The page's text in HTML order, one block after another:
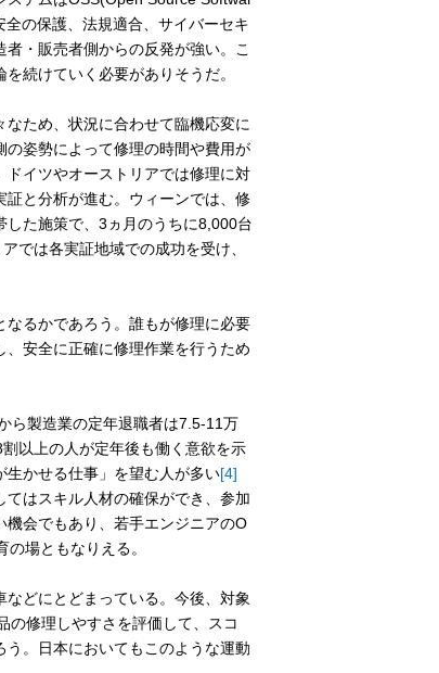
の保護、法規適合、サイバーセキ
・販売者側からの反発が強い。こ
続けていく必要がありそうだ。
ため、状況に合わせて臨機応変に
姿勢によって修理の時間や費用が
イツやオーストリアでは修理に対
と分析が進む。ウィーンでは、修
た施策で、3ヵ月のうちに8,000台
では各実証地域での成功を受け、
るかであろう。誰もが修理に必要
安全に正確に修理作業を行うため
ら製造業の定年退職者は7.5-11万
以上の人が定年後も働く意欲を示
生かせる仕事」を望む人が多い[4]
はスキル人材の確保ができ、参加
会でもあり、若手エンジニアのO
場ともなりえる。
どにとどまっている。今後、対象
の修理しやすさを評価して、スコ
。日本においてもこのような運動